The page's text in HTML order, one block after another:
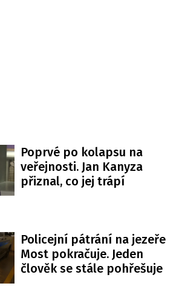
Poprvé po kolapsu na
veřejnosti. Jan Kanyza
přiznal, co jej trápí
Policejní pátrání na jezeře
Most pokračuje. Jeden
člověk se stále pohřešuje